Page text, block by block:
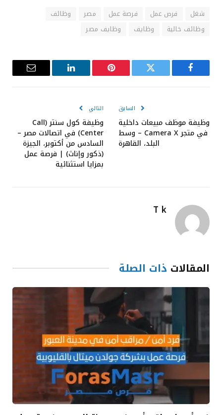
شغل فرص عمل فرصة عمل مصر
وظائف
وظائف خالية
وظايف وظايف مصر
فيسبوك تويتر بينتيريست لينكدإن
البريد
السابق
وظيفة موظف مبيعات داخلية
في متجر Camera X – وسط
البلد، القاهرة
التالي
وظيفة كول سنتر (Call
Center) في اتصالات مصر –
السادس من أكتوبر، الجيزة
(ذكور وإناث) | فرصة عمل
بمزايا استثنائية
T k
المقالات ذات الصلة